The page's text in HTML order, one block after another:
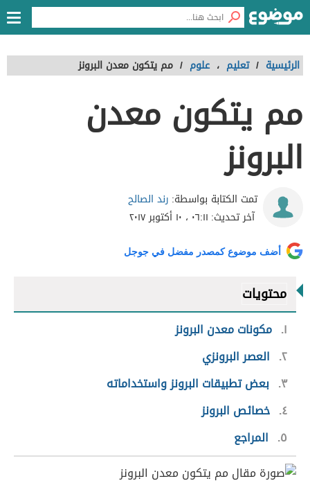
الرئيسية / تعليم ، علوم / مم يتكون معدن البرونز
مم يتكون معدن
البرونز
تمت الكتابة بواسطة: رند الصالح
آخر تحديث: ٠٦:١١ ، ١٠ أكتوبر ٢٠١٧
أضف موضوع كمصدر مفضل في جوجل
محتويات
١ مكونات معدن البرونز
٢ العصر البرونزي
٣ بعض تطبيقات البرونز واستخداماته
٤ خصائص البرونز
٥
المراجع